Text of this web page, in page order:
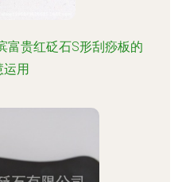
富贵红砭石S形刮痧板的
运用